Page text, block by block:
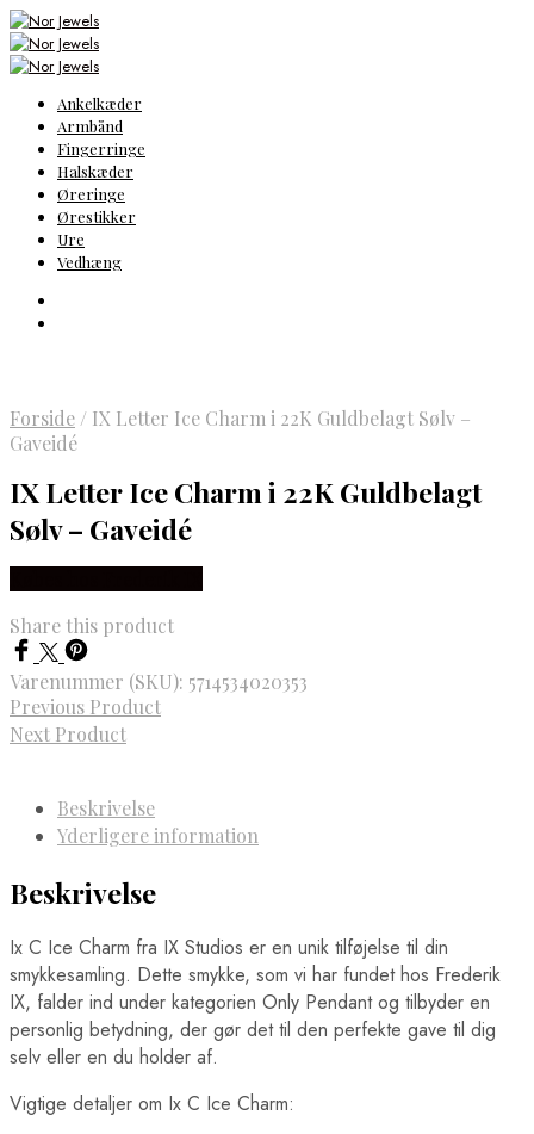
Ankelkæder
Armbånd
Fingerringe
Halskæder
Øreringe
Ørestikker
Ure
Vedhæng
Forside / IX Letter Ice Charm i 22K Guldbelagt Sølv –
Gaveidé
IX Letter Ice Charm i 22K Guldbelagt
Sølv – Gaveidé
Share this product
Varenummer (SKU): 5714534020353
Previous Product
Next Product
Beskrivelse
Yderligere information
Beskrivelse
Ix C Ice Charm fra IX Studios er en unik tilføjelse til din
smykkesamling. Dette smykke, som vi har fundet hos Frederik
IX, falder ind under kategorien Only Pendant og tilbyder en
personlig betydning, der gør det til den perfekte gave til dig
selv eller en du holder af.
Vigtige detaljer om Ix C Ice Charm: